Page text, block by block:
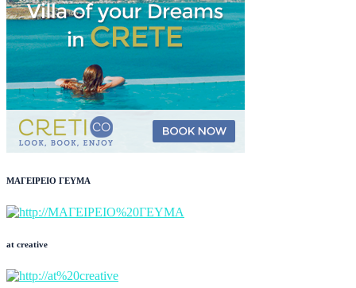
ΜΑΓΕΙΡΕΙΟ ΓΕΥΜΑ
at creative